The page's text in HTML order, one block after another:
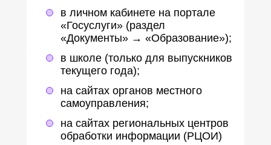
в личном кабинете на портале
«Госуслуги» (раздел
«Документы» → «Образование»);
в школе (только для выпускников
текущего года);
на сайтах органов местного
самоуправления;
на сайтах региональных центров
обработки информации (РЦОИ)